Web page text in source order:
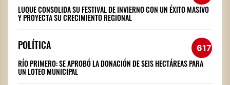
LUQUE CONSOLIDA SU FESTIVAL DE INVIERNO CON UN ÉXITO MASIVO
Y PROYECTA SU CRECIMIENTO REGIONAL
POLÍTICA 617
RÍO PRIMERO: SE APROBÓ LA DONACIÓN DE SEIS HECTÁREAS PARA
UN LOTEO MUNICIPAL